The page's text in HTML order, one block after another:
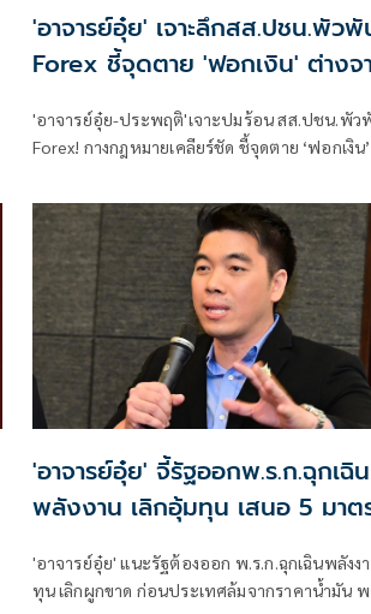
'อาจารย์อุ๋ย' เจาะลึกสส.ปชน.พัวพั
Forex ชี้จุดตาย 'ฟอกเงิน' ต่างจ
'อาจารย์อุ๋ย-ประพฤติ'เจาะปมร้อน สส.ปชน.พัว
Forex! กางกฎหมายเคลียร์ชัด ชี้จุดตาย ‘ฟอกเงิน’ ต่างจาก
'อาจารย์อุ๋ย' จี้รัฐออกพ.ร.ก.ฉุกเฉิน
พลังงาน เลิกอุ้มทุน เสนอ 5 มาต
'อาจารย์อุ๋ย' แนะรัฐต้องออก พ.ร.ก.ฉุกเฉินพลังง
ทุน เลิกผูกขาด ก่อนประเทศล้มจากราคาน้ำมัน